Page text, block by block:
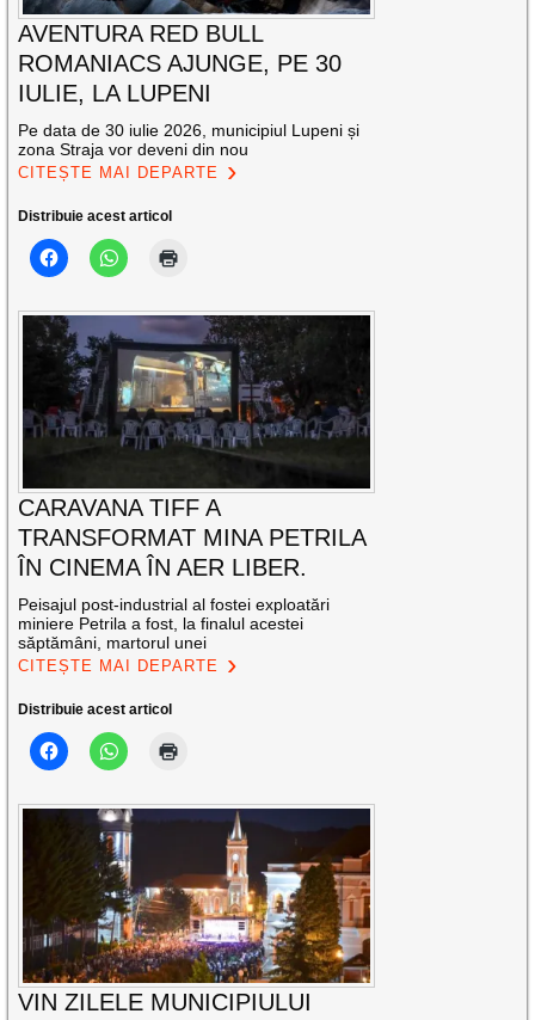
AVENTURA RED BULL
ROMANIACS AJUNGE, PE 30
IULIE, LA LUPENI
Pe data de 30 iulie 2026, municipiul Lupeni și
zona Straja vor deveni din nou
CITEȘTE MAI DEPARTE
Distribuie acest articol
CARAVANA TIFF A
TRANSFORMAT MINA PETRILA
ÎN CINEMA ÎN AER LIBER.
Peisajul post-industrial al fostei exploatări
miniere Petrila a fost, la finalul acestei
săptămâni, martorul unei
CITEȘTE MAI DEPARTE
Distribuie acest articol
VIN ZILELE MUNICIPIULUI